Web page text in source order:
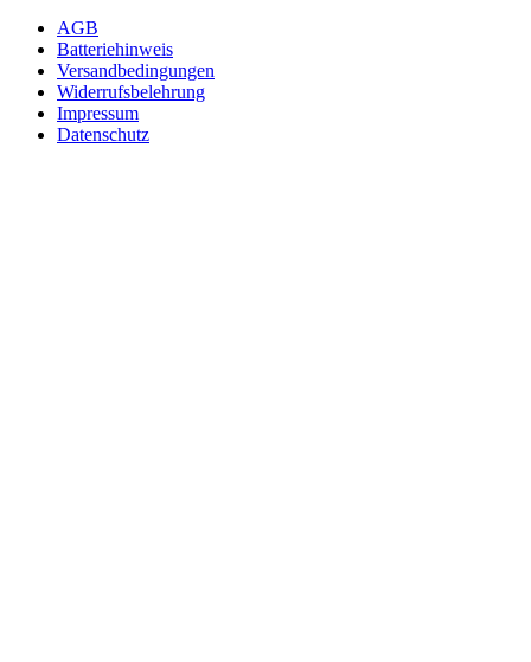
AGB
Batteriehinweis
Versandbedingungen
Widerrufsbelehrung
Impressum
Datenschutz